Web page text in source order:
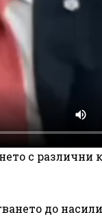
с различни
до